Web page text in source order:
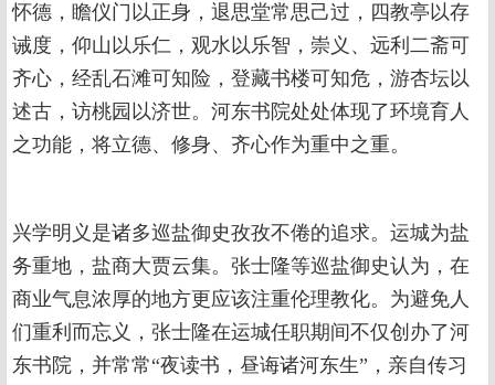
怀德，瞻仪门以正身，退思堂常思己过，四教亭以存
诫度，仰山以乐仁，观水以乐智，崇义、远利二斋可
齐心，经乱石滩可知险，登藏书楼可知危，游杏坛以
述古，访桃园以济世。河东书院处处体现了环境育人
之功能，将立德、修身、齐心作为重中之重。
兴学明义是诸多巡盐御史孜孜不倦的追求。运城为盐
务重地，盐商大贾云集。张士隆等巡盐御史认为，在
商业气息浓厚的地方更应该注重伦理教化。为避免人
们重利而忘义，张士隆在运城任职期间不仅创办了河
东书院，并常常“夜读书，昼诲诸河东生”，亲自传习